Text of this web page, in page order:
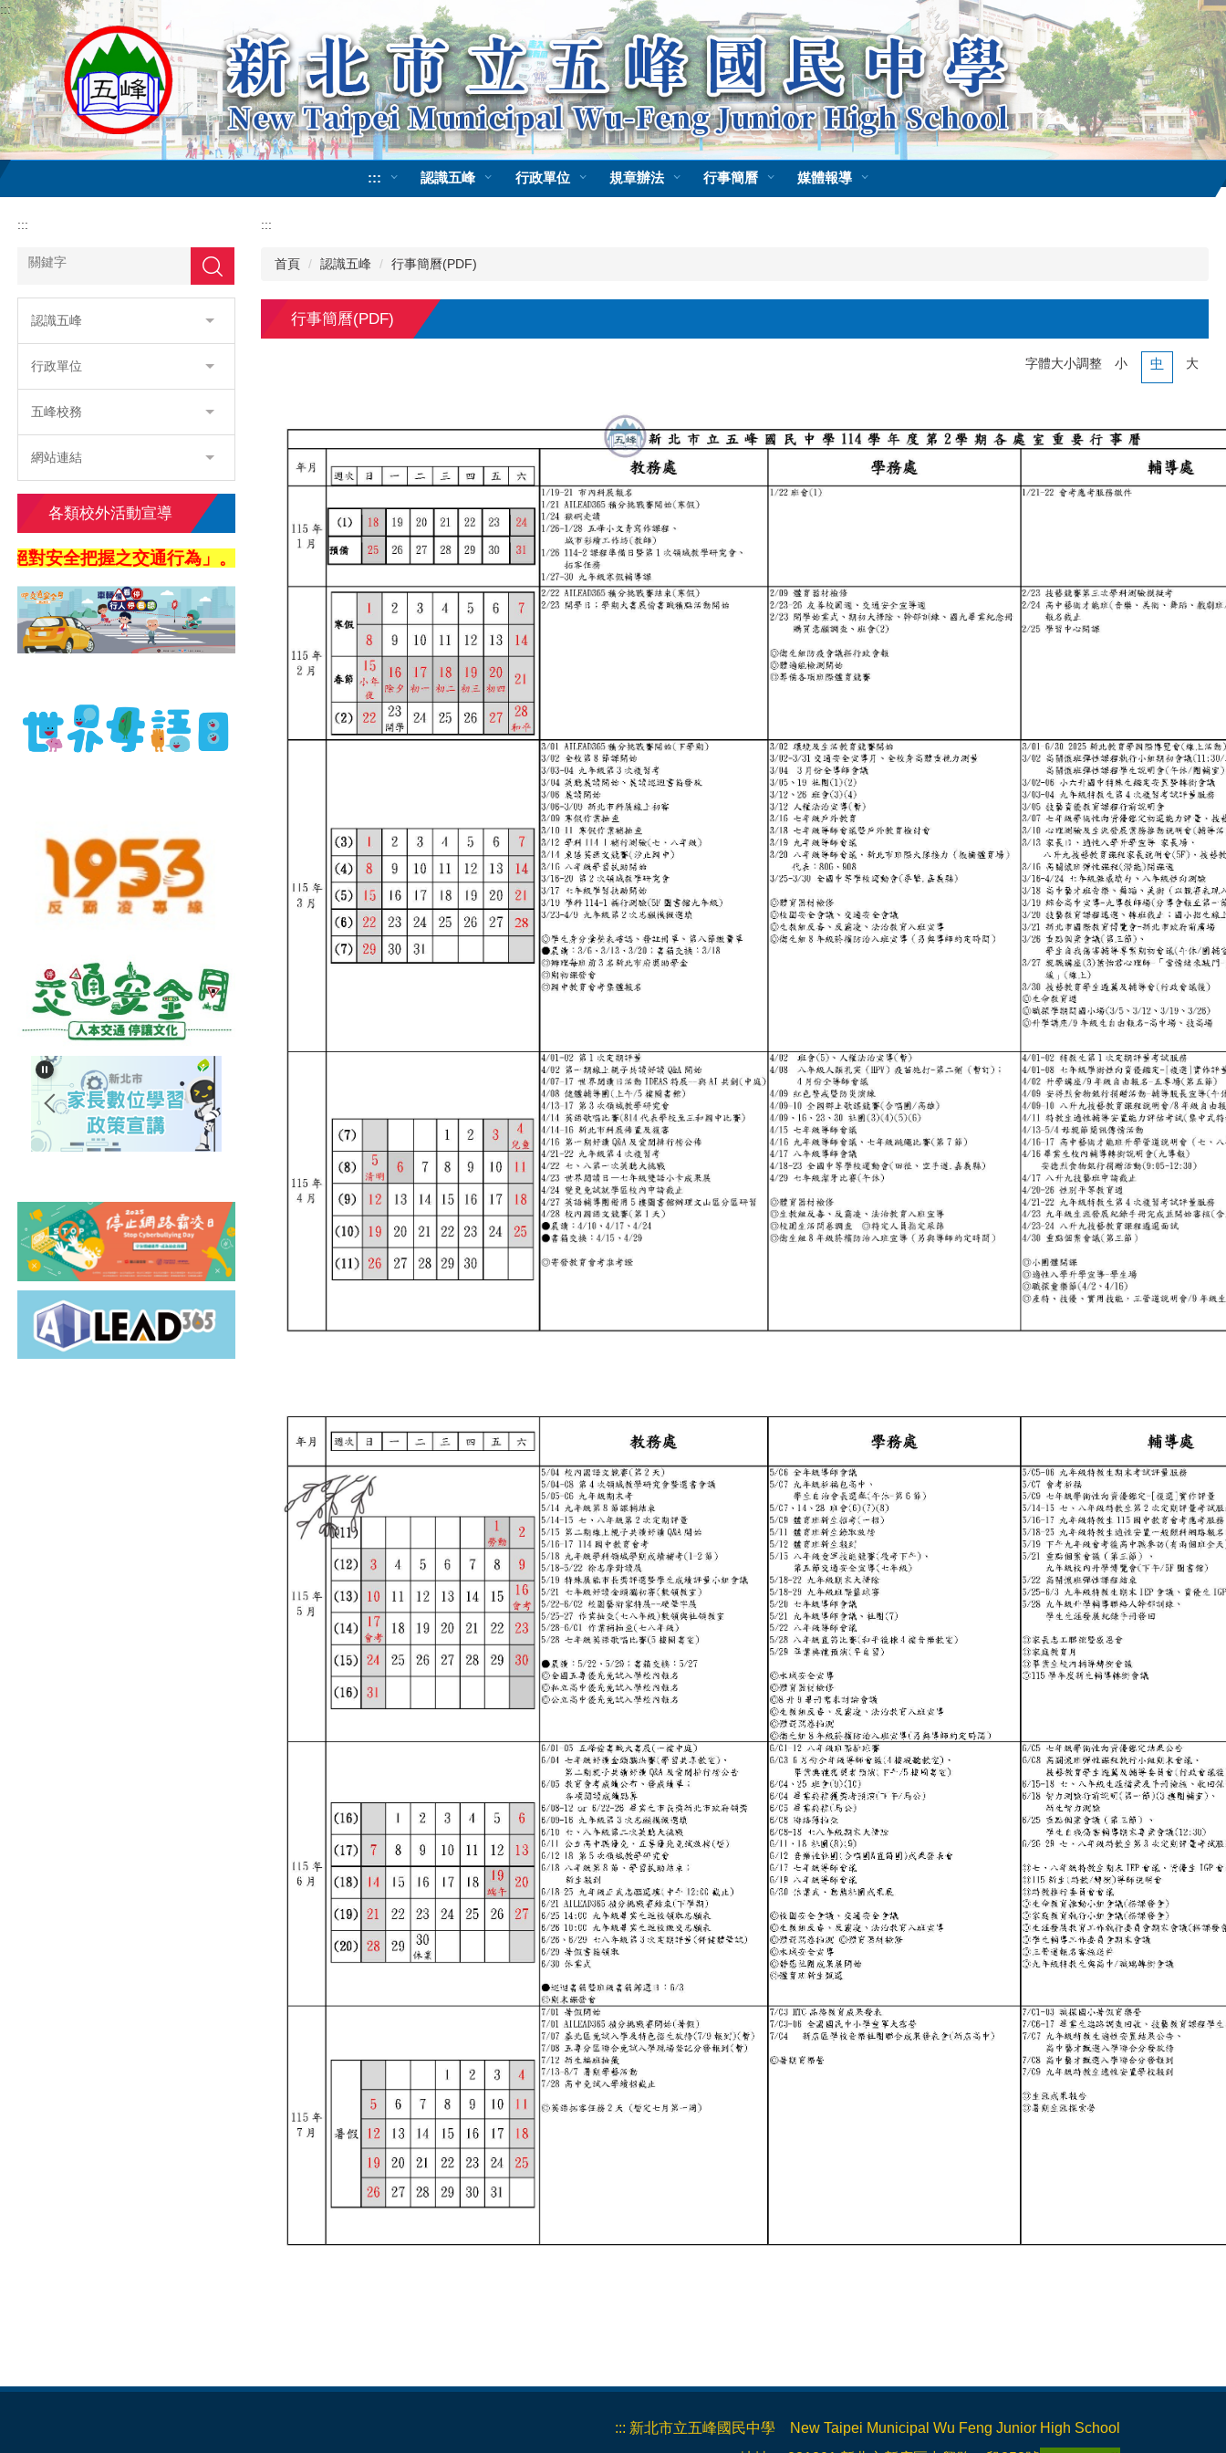
跳
到
主
要
內
容
區
:::
::: 認識五峰 行政單位 規章辦法 行事簡曆 媒體報導
:::
搜尋
認識五峰
行政單位
五峰校務
網站連結
各類校外活動宣導
握之交通行為」。四「利他用路觀─不作妨礙他人安全與方便之交通行為」。五「防衛兼顧的用路行為;不作事故的製造者，也不成為無辜的事故受害者」。
:::
首頁 認識五峰 行事簡曆(PDF)
行事簡曆(PDF)
字體大小調整 小 中 大
::: 新北市立五峰國民中學 New Taipei Municipal Wu Feng Junior High School